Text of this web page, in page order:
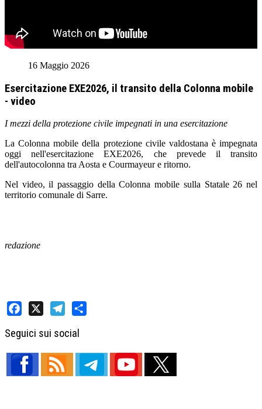
16 Maggio 2026
Esercitazione EXE2026, il transito della Colonna mobile
- video
I mezzi della protezione civile impegnati in una esercitazione
La Colonna mobile della protezione civile valdostana è impegnata
oggi nell'esercitazione EXE2026, che prevede il transito
dell'autocolonna tra Aosta e Courmayeur e ritorno.
Nel video, il passaggio della Colonna mobile sulla Statale 26 nel
territorio comunale di Sarre.
redazione
Seguici sui social